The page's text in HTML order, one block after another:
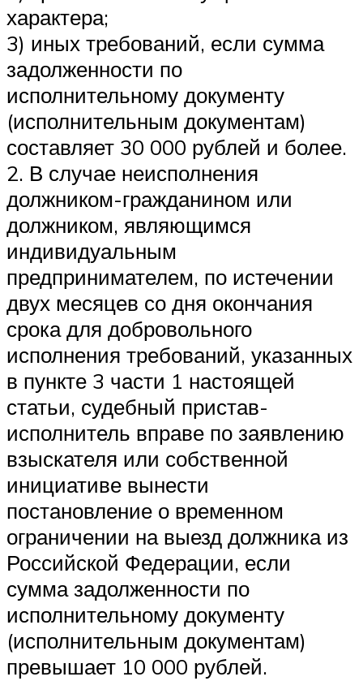
характера;
3) иных требований, если сумма
задолженности по
исполнительному документу
(исполнительным документам)
составляет 30 000 рублей и более.
2. В случае неисполнения
должником-гражданином или
должником, являющимся
индивидуальным
предпринимателем, по истечении
двух месяцев со дня окончания
срока для добровольного
исполнения требований, указанных
в пункте 3 части 1 настоящей
статьи, судебный пристав-
исполнитель вправе по заявлению
взыскателя или собственной
инициативе вынести
постановление о временном
ограничении на выезд должника из
Российской Федерации, если
сумма задолженности по
исполнительному документу
(исполнительным документам)
превышает 10 000 рублей.